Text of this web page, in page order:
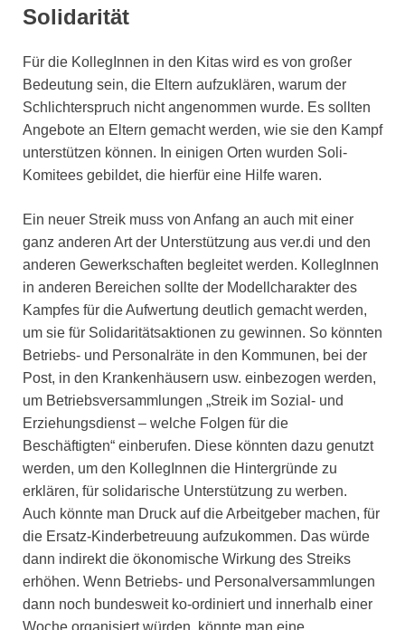
Solidarität
Für die KollegInnen in den Kitas wird es von großer
Bedeutung sein, die Eltern aufzuklären, warum der
Schlichterspruch nicht angenommen wurde. Es sollten
Angebote an Eltern gemacht werden, wie sie den Kampf
unterstützen können. In einigen Orten wurden Soli-
Komitees gebildet, die hierfür eine Hilfe waren.
Ein neuer Streik muss von Anfang an auch mit einer
ganz anderen Art der Unterstützung aus ver.di und den
anderen Gewerkschaften begleitet werden. KollegInnen
in anderen Bereichen sollte der Modellcharakter des
Kampfes für die Aufwertung deutlich gemacht werden,
um sie für Solidaritätsaktionen zu gewinnen. So könnten
Betriebs- und Personalräte in den Kommunen, bei der
Post, in den Krankenhäusern usw. einbezogen werden,
um Betriebsversammlungen „Streik im Sozial- und
Erziehungsdienst – welche Folgen für die
Beschäftigten“ einberufen. Diese könnten dazu genutzt
werden, um den KollegInnen die Hintergründe zu
erklären, für solidarische Unterstützung zu werben.
Auch könnte man Druck auf die Arbeitgeber machen, für
die Ersatz-Kinderbetreuung aufzukommen. Das würde
dann indirekt die ökonomische Wirkung des Streiks
erhöhen. Wenn Betriebs- und Personalversammlungen
dann noch bundesweit ko-ordiniert und innerhalb einer
Woche organisiert würden, könnte man eine